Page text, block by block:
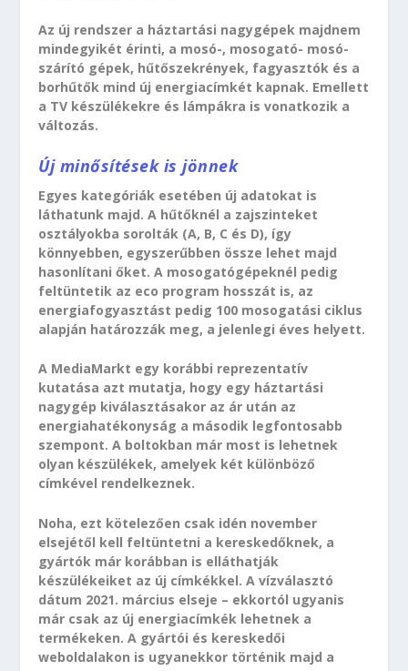
Az új rendszer a háztartási nagygépek majdnem
mindegyikét érinti, a mosó-, mosogató- mosó-
szárító gépek, hűtőszekrények, fagyasztók és a
borhűtők mind új energiacímkét kapnak. Emellett
a TV készülékekre és lámpákra is vonatkozik a
változás.
Új minősítések is jönnek
Egyes kategóriák esetében új adatokat is
láthatunk majd. A hűtőknél a zajszinteket
osztályokba sorolták (A, B, C és D), így
könnyebben, egyszerűbben össze lehet majd
hasonlítani őket. A mosogatógépeknél pedig
feltüntetik az eco program hosszát is, az
energiafogyasztást pedig 100 mosogatási ciklus
alapján határozzák meg, a jelenlegi éves helyett.
A MediaMarkt egy korábbi reprezentatív
kutatása azt mutatja, hogy egy háztartási
nagygép kiválasztásakor az ár után az
energiahatékonyság a második legfontosabb
szempont. A boltokban már most is lehetnek
olyan készülékek, amelyek két különböző
címkével rendelkeznek.
Noha, ezt kötelezően csak idén november
elsejétől kell feltüntetni a kereskedőknek, a
gyártók már korábban is elláthatják
készülékeiket az új címkékkel. A vízválasztó
dátum 2021. március elseje – ekkortól ugyanis
már csak az új energiacímkék lehetnek a
termékeken. A gyártói és kereskedői
weboldalakon is ugyanekkor történik majd a